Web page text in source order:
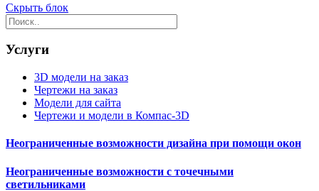
Скрыть блок
Услуги
3D модели на заказ
Чертежи на заказ
Модели для сайта
Чертежи и модели в Компас-3D
Неограниченные возможности дизайна при помощи окон
Неограниченные возможности с точечными
светильниками